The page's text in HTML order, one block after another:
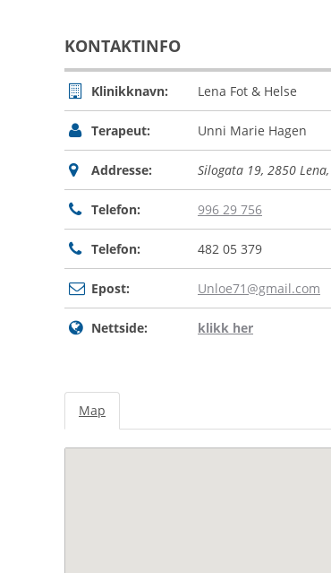
KONTAKTINFO
Klinikknavn: Lena Fot & Helse
Terapeut: Unni Marie Hagen
Addresse: Silogata 19, 2850 Lena,
Telefon: 996 29 756
Telefon: 482 05 379
Epost: Unloe71@gmail.com
Nettside: klikk her
Map